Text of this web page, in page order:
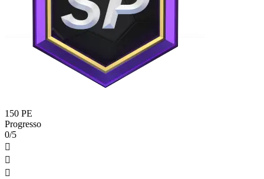
150 PE
Progresso
0/5


